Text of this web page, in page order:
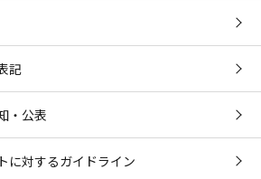
記
・公表
に対するガイドライン